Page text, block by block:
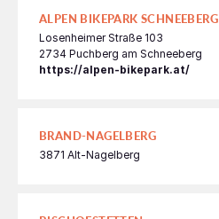
ALPEN BIKEPARK SCHNEEBERG
Losenheimer Straße 103
2734 Puchberg am Schneeberg
https://alpen-bikepark.at/
BRAND-NAGELBERG
3871 Alt-Nagelberg